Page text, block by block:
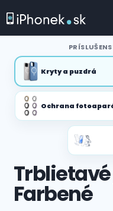
obsah
Kryty a puzdrá
Ochrana
Farbené